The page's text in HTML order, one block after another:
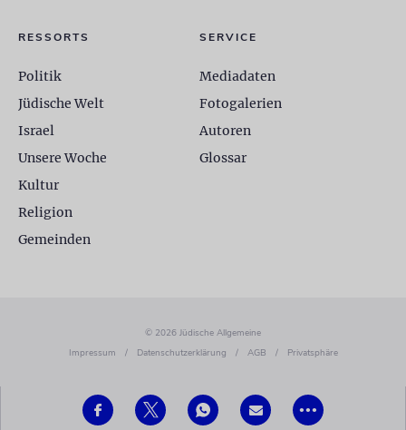
•••
RESSORTS
Politik
Jüdische Welt
Israel
Unsere Woche
Kultur
Religion
Gemeinden
SERVICE
Mediadaten
Fotogalerien
Autoren
Glossar
© 2026 Jüdische Allgemeine
Impressum
/ Datenschutzerklärung / AGB / Privatsphäre